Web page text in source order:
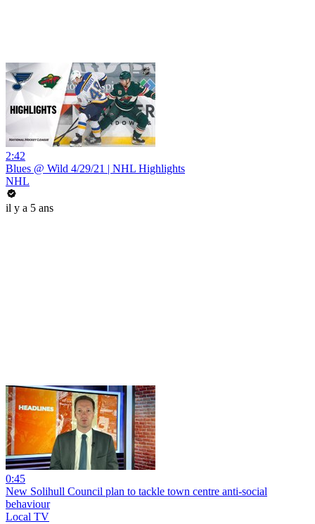
2:42
Blues @ Wild 4/29/21 | NHL Highlights
NHL
il y a 5 ans
0:45
New Solihull Council plan to tackle town centre anti-social
behaviour
Local TV